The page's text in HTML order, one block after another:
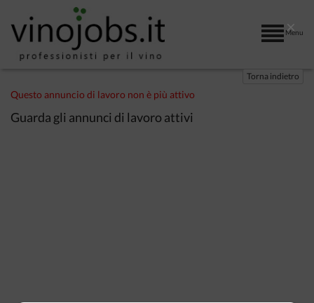
Menu
Torna indietro
Questo annuncio di lavoro non è più attivo
Guarda gli annunci di lavoro attivi
×